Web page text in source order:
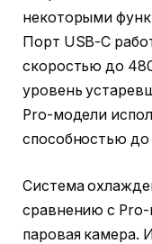
некоторыми
Порт USB-C
скоростью до
уровень
Pro-модели
способностью до
Система
сравнению с Pro-
паровая камера.